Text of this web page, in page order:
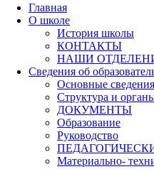
Главная
О школе
История школы
КОНТАКТЫ
НАШИ
Сведения об
Основные сведения
Структура и
ДОКУМЕНТЫ
Образование
Руководство
Материально-